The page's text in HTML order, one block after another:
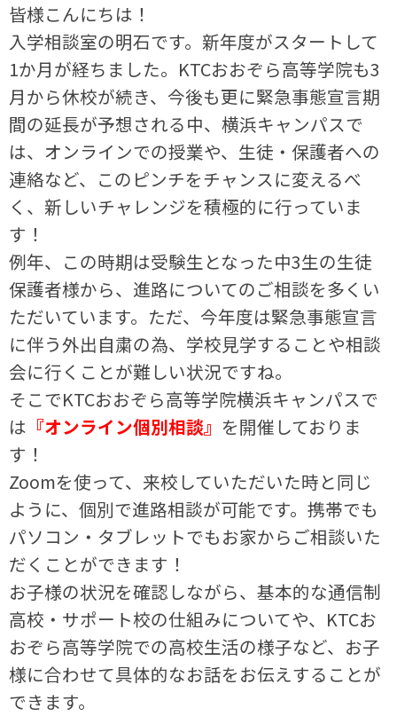
皆様こんにちは！
入学相談室の明石です。新年度がスタートして
1か月が経ちました。KTCおおぞら高等学院も3
月から休校が続き、今後も更に緊急事態宣言期
間の延長が予想される中、横浜キャンパスで
は、オンラインでの授業や、生徒・保護者への
連絡など、このピンチをチャンスに変えるべ
く、新しいチャレンジを積極的に行っていま
す！
例年、この時期は受験生となった中3生の生徒
保護者様から、進路についてのご相談を多くい
ただいています。ただ、今年度は緊急事態宣言
に伴う外出自粛の為、学校見学することや相談
会に行くことが難しい状況ですね。
そこでKTCおおぞら高等学院横浜キャンパスで
は 『オンライン個別相談』 を開催しておりま
す！
Zoomを使って、来校していただいた時と同じ
ように、個別で進路相談が可能です。携帯でも
パソコン・タブレットでもお家からご相談いた
だくことができます！
お子様の状況を確認しながら、基本的な通信制
高校・サポート校の仕組みについてや、KTCお
おぞら高等学院での高校生活の様子など、お子
様に合わせて具体的なお話をお伝えすることが
できます。